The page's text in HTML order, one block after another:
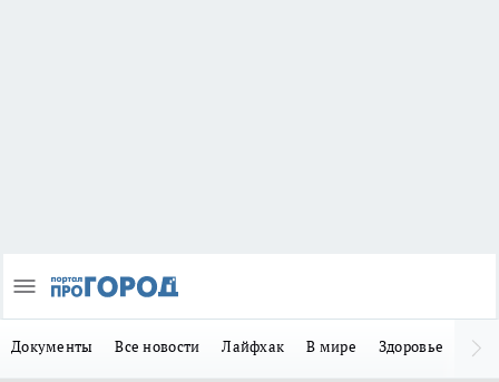
Документы Все новости Лайфхак В мире Здоровье